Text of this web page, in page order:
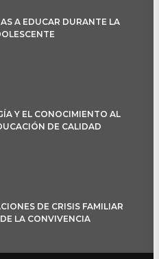
A EDUCAR DURANTE LA
Y EL CONOCIMIENTO AL
DE CALIDAD
DE CRISIS FAMILIAR
LA CONVIVENCIA